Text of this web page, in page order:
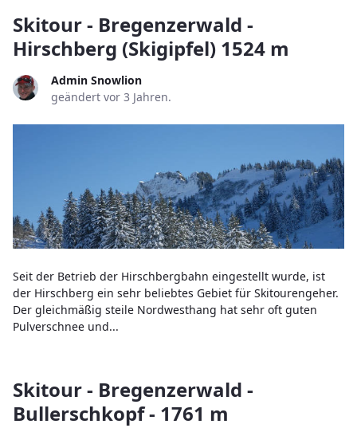
Skitour - Bregenzerwald -
Hirschberg (Skigipfel) 1524 m
Admin Snowlion
geändert vor 3 Jahren.
Seit der Betrieb der Hirschbergbahn eingestellt wurde, ist
der Hirschberg ein sehr beliebtes Gebiet für Skitourengeher.
Der gleichmäßig steile Nordwesthang hat sehr oft guten
Pulverschnee und...
Skitour - Bregenzerwald -
Bullerschkopf - 1761 m